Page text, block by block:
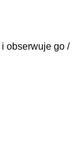
i obserwuje go /